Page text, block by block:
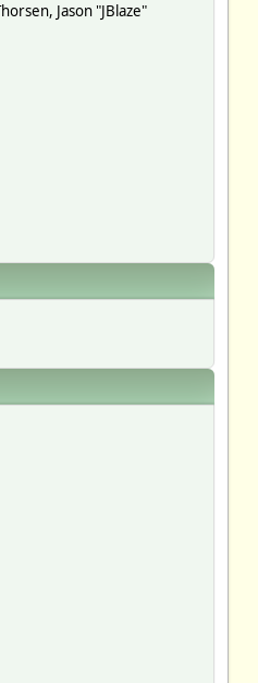
Jason "JBlaze"